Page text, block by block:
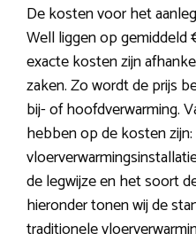
De kosten voor het
Well liggen op
exacte kosten zijn
zaken. Zo wordt de prijs
bij- of hoofdverwarming.
hebben op de kosten
de legwijze en het soort
hieronder tonen wij de